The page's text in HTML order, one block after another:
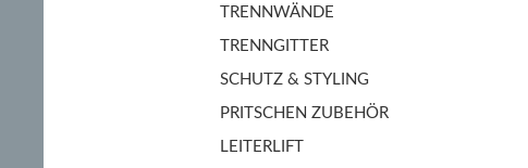
TRENNWÄNDE
TRENNGITTER
SCHUTZ & STYLING
PRITSCHEN ZUBEHÖR
LEITERLIFT